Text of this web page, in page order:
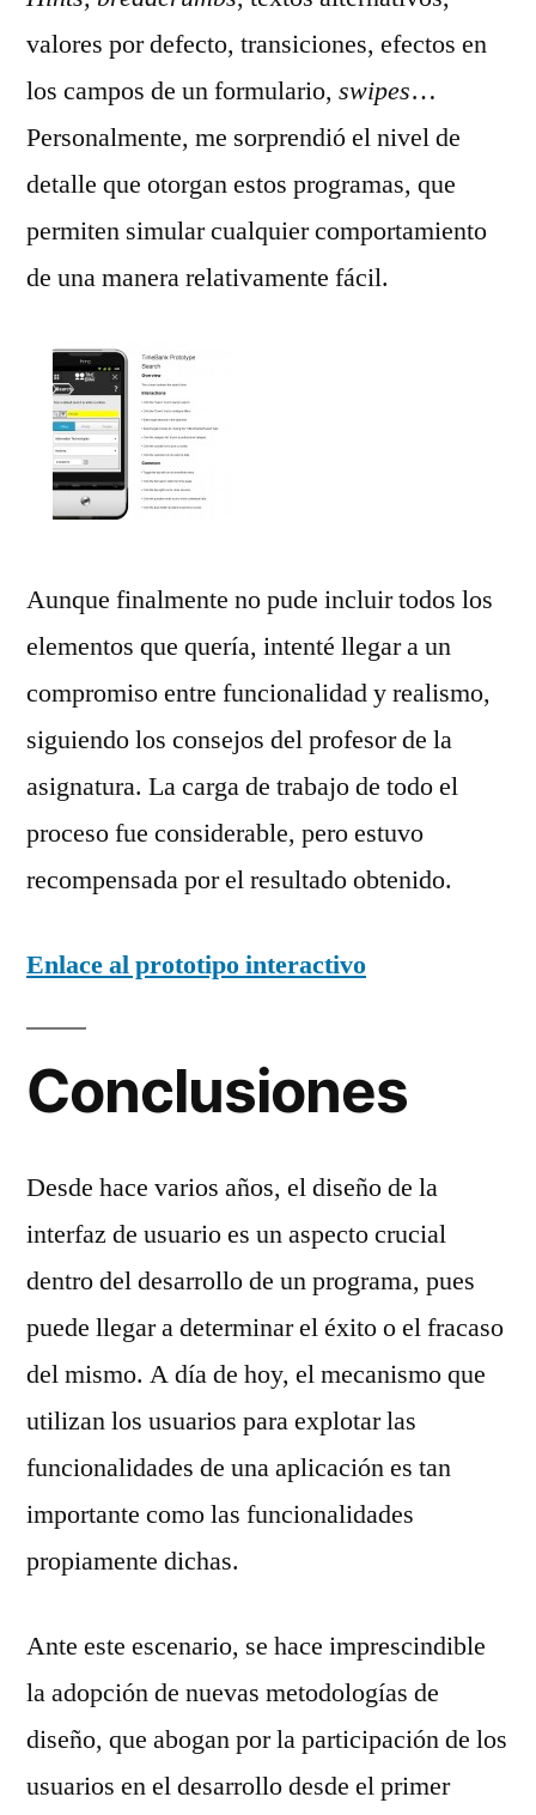
valores por defecto, transiciones, efectos en
los campos de un formulario, swipes…
Personalmente, me sorprendió el nivel de
detalle que otorgan estos programas, que
permiten simular cualquier comportamiento
de una manera relativamente fácil.
Aunque finalmente no pude incluir todos los
elementos que quería, intenté llegar a un
compromiso entre funcionalidad y realismo,
siguiendo los consejos del profesor de la
asignatura. La carga de trabajo de todo el
proceso fue considerable, pero estuvo
recompensada por el resultado obtenido.
Enlace al prototipo interactivo
Conclusiones
Desde hace varios años, el diseño de la
interfaz de usuario es un aspecto crucial
dentro del desarrollo de un programa, pues
puede llegar a determinar el éxito o el fracaso
del mismo. A día de hoy, el mecanismo que
utilizan los usuarios para explotar las
funcionalidades de una aplicación es tan
importante como las funcionalidades
propiamente dichas.
Ante este escenario, se hace imprescindible
la adopción de nuevas metodologías de
diseño, que abogan por la participación de los
usuarios en el desarrollo desde el primer